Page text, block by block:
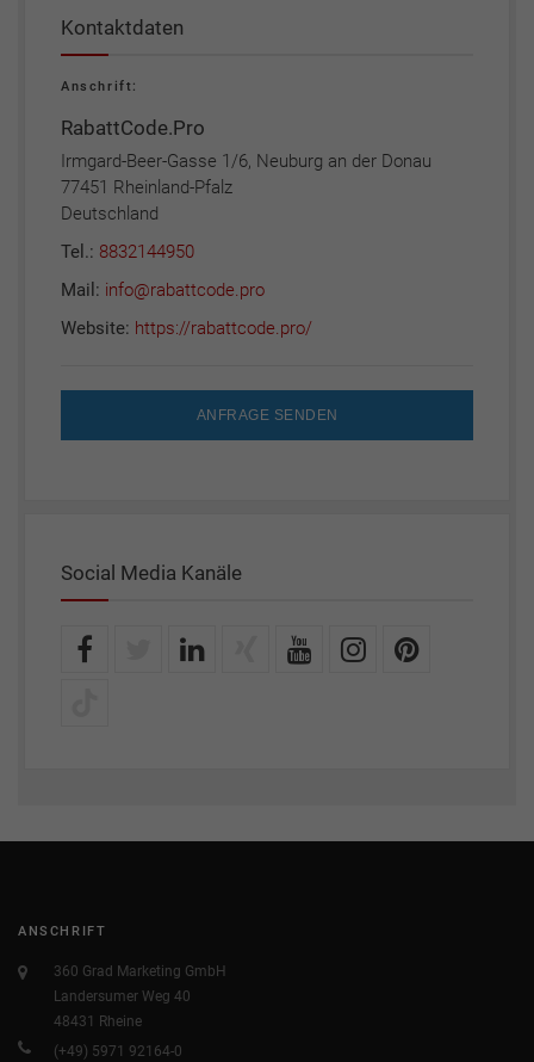
Kontaktdaten
Anschrift:
RabattCode.Pro
Irmgard-Beer-Gasse 1/6, Neuburg an der Donau
77451 Rheinland-Pfalz
Deutschland
Tel.: 8832144950
Mail: info@rabattcode.pro
Website: https://rabattcode.pro/
ANFRAGE SENDEN
Social Media Kanäle
ANSCHRIFT
360 Grad Marketing GmbH
Landersumer Weg 40
48431 Rheine
(+49) 5971 92164-0